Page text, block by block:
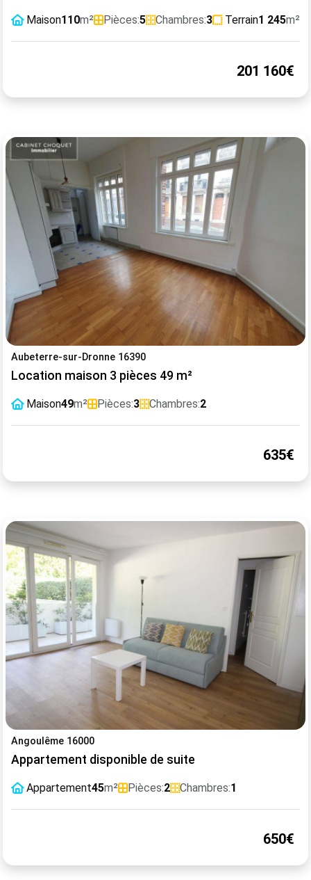
Maison110m² Pièces:5 Chambres:3 Terrain1 245m²
201 160€
Aubeterre-sur-Dronne 16390
Location maison 3 pièces 49 m²
Maison49m² Pièces:3 Chambres:2
635€
Angoulême 16000
Appartement disponible de suite
Appartement45m² Pièces:2 Chambres:1
650€